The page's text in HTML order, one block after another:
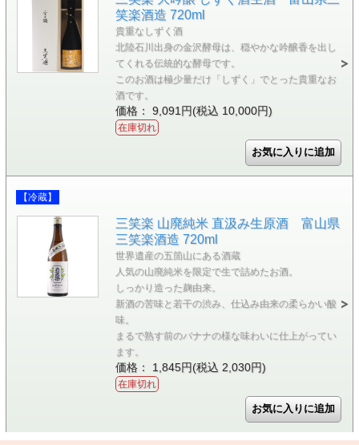
笑楽酒造 720ml
貴重なしずく酒
北陸石川出身の金沢酵母は、穏やかな吟醸香を出し
てくれる伝統的な酵母です。
このお酒は極少量だけ「しずく」でとった貴重なお
酒です。
価格： 9,091円(税込 10,000円)
在庫切れ
【冷蔵】
三笑楽 山廃純米 直汲み生原酒 富山県
三笑楽酒造 720ml
世界遺産の五箇山にある酒蔵
人気の山廃純米を限定で生で詰めたお酒。
しっかり造った麹由来。
新酒の苦味と若干の渋み、仕込み由来の柔らかい酸
味。
まるで熟す前のバナナの様な味わいに仕上がってい
ます。
価格： 1,845円(税込 2,030円)
在庫切れ